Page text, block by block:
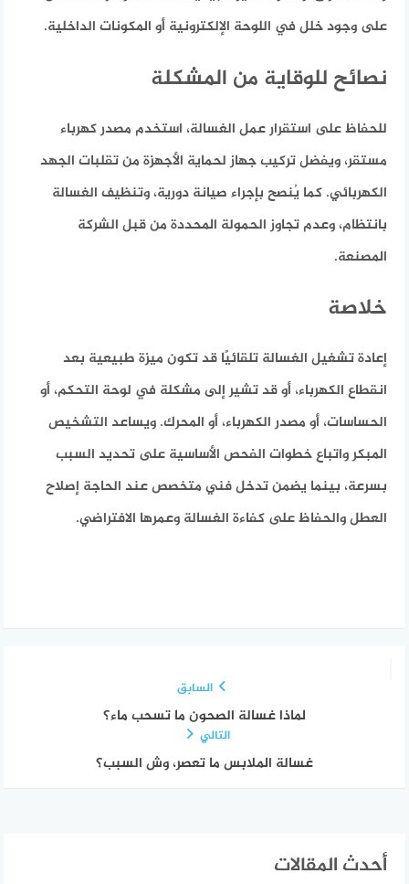
على وجود خلل في اللوحة الإلكترونية أو المكونات الداخلية.
نصائح للوقاية من المشكلة
للحفاظ على استقرار عمل الغسالة، استخدم مصدر كهرباء
مستقر، ويفضل تركيب جهاز لحماية الأجهزة من تقلبات الجهد
الكهربائي. كما يُنصح بإجراء صيانة دورية، وتنظيف الغسالة
بانتظام، وعدم تجاوز الحمولة المحددة من قبل الشركة
المصنعة.
خلاصة
إعادة تشغيل الغسالة تلقائيًا قد تكون ميزة طبيعية بعد
انقطاع الكهرباء، أو قد تشير إلى مشكلة في لوحة التحكم، أو
الحساسات، أو مصدر الكهرباء، أو المحرك. ويساعد التشخيص
المبكر واتباع خطوات الفحص الأساسية على تحديد السبب
بسرعة، بينما يضمن تدخل فني متخصص عند الحاجة إصلاح
العطل والحفاظ على كفاءة الغسالة وعمرها الافتراضي.
السابق
لماذا غسالة الصحون ما تسحب ماء؟
التالي
غسالة الملابس ما تعصر، وش السبب؟
أحدث المقالات